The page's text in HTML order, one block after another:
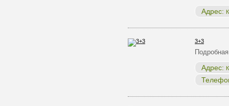
Адрес:
3+3
Адрес: